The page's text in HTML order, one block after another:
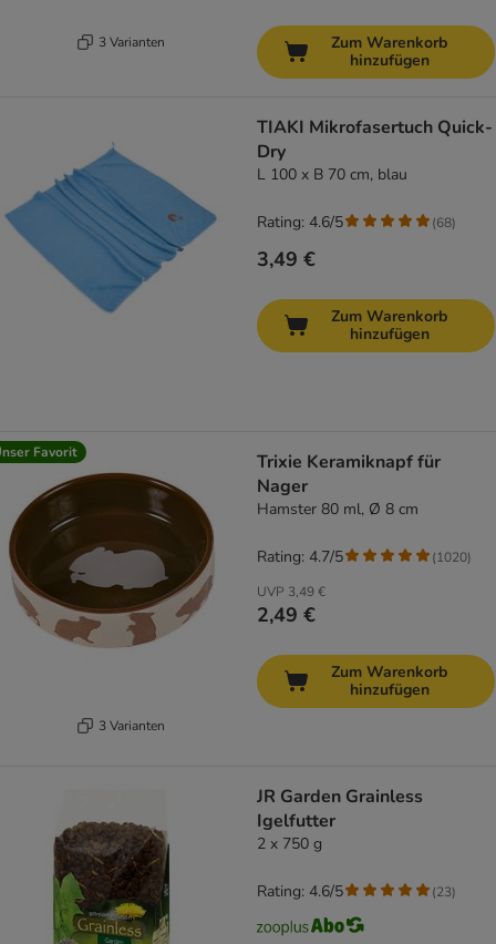
3 Varianten
Zum Warenkorb
hinzufügen
TIAKI Mikrofasertuch Quick-
Dry
L 100 x B 70 cm, blau
3,49 €
Rating: 4.6/5 (68)
Zum Warenkorb
hinzufügen
Favorit
3 Varianten
Trixie Keramiknapf für
Nager
Hamster 80 ml, Ø 8 cm
UVP 3,49 €
2,49 €
Rating: 4.7/5 (1020)
Zum Warenkorb
hinzufügen
JR Garden Grainless
Igelfutter
2 x 750 g
Rating: 4.6/5 (23)